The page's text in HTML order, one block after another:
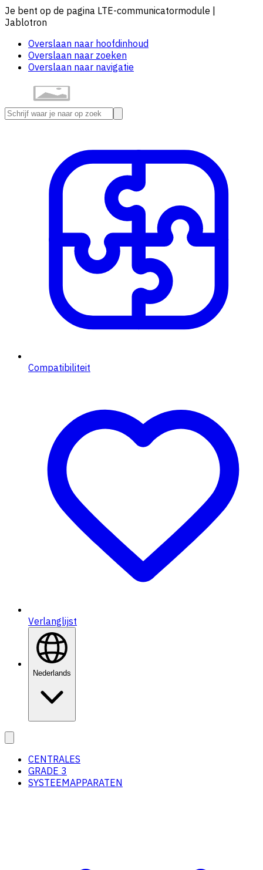
Je bent op de pagina LTE-communicatormodule |
Jablotron
Overslaan naar hoofdinhoud
Overslaan naar zoeken
Overslaan naar navigatie
Compatibiliteit
Verlanglijst
Nederlands
CENTRALES
GRADE 3
SYSTEEMAPPARATEN